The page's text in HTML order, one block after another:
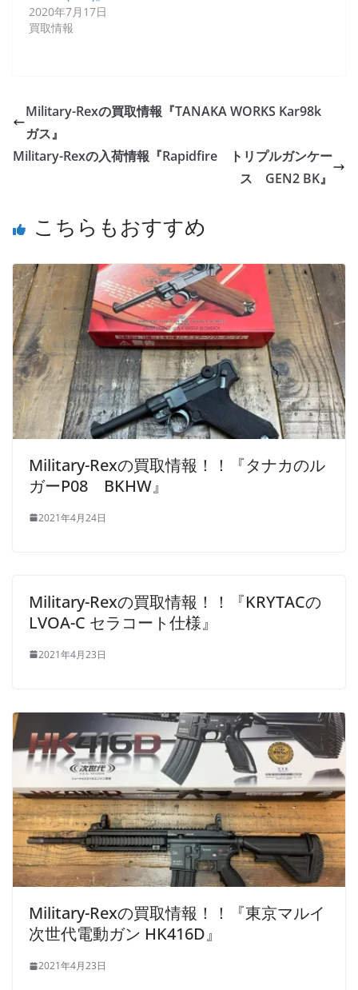
2020年7月17日
買取情報
Military-Rexの買取情報『TANAKA WORKS Kar98k
ガス』
Military-Rexの入荷情報『Rapidfire トリプルガンケー
ス GEN2 BK』
こちらもおすすめ
Military-Rexの買取情報！！『タナカのル
ガーP08 BKHW』
2021年4月24日
Military-Rexの買取情報！！『KRYTACの
LVOA-C セラコート仕様』
2021年4月23日
Military-Rexの買取情報！！『東京マルイ
次世代電動ガン HK416D』
2021年4月23日